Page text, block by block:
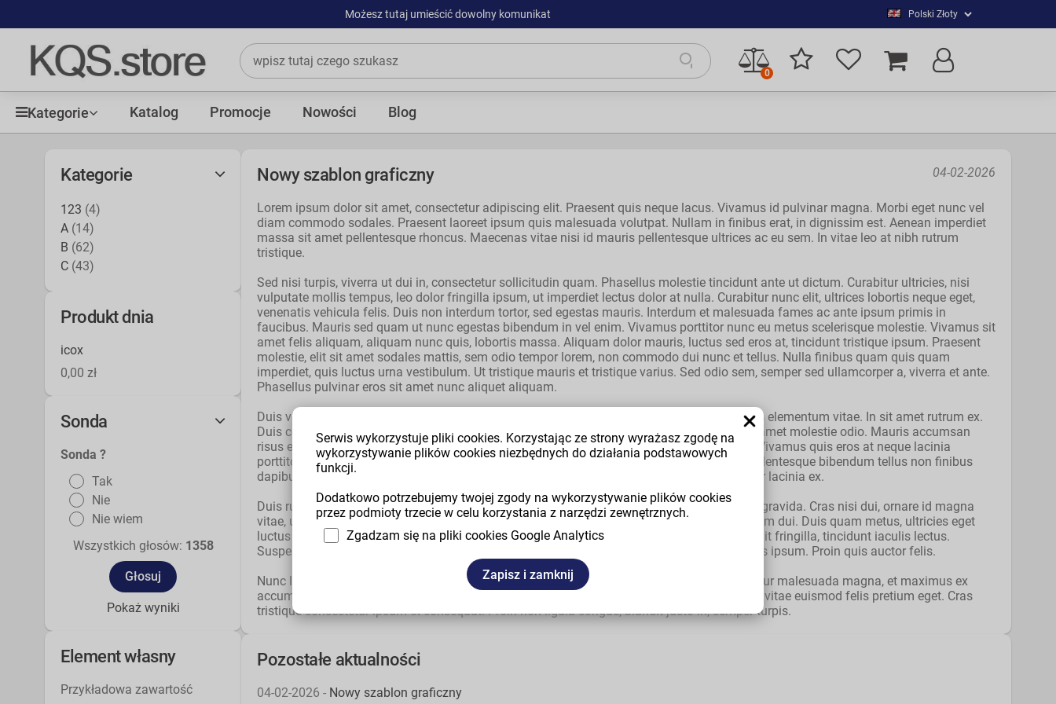
Serwis wykorzystuje pliki cookies. Korzystając ze strony wyrażasz zgodę na
wykorzystywanie plików cookies niezbędnych do działania podstawowych
funkcji.
Dodatkowo potrzebujemy twojej zgody na wykorzystywanie plików cookies
przez podmioty trzecie w celu korzystania z narzędzi zewnętrznych.
Zgadzam się na pliki cookies Google Analytics
Zapisz i zamknij
Możesz tutaj umieścić dowolny komunikat
0
Kategorie Katalog Promocje Nowości Blog
Kategorie
123 (4)
A (14)
B (62)
C (43)
Produkt dnia
icox
0,00 zł
Sonda
Sonda ?
Tak
Nie
Nie wiem
Wszystkich głosów: 1358
Pokaż wyniki
Element własny
Przykładowa zawartość
Nowy szablon graficzny 04-02-2026
Lorem ipsum dolor sit amet, consectetur adipiscing elit. Praesent quis neque lacus. Vivamus id pulvinar magna. Morbi eget nunc vel
diam commodo sodales. Praesent laoreet ipsum quis malesuada volutpat. Nullam in finibus erat, in dignissim est. Aenean imperdiet
massa sit amet pellentesque rhoncus. Maecenas vitae nisi id mauris pellentesque ultrices ac eu sem. In vitae leo at nibh rutrum
tristique.
Sed nisi turpis, viverra ut dui in, consectetur sollicitudin quam. Phasellus molestie tincidunt ante ut dictum. Curabitur ultricies, nisi
vulputate mollis tempus, leo dolor fringilla ipsum, ut imperdiet lectus dolor at nulla. Curabitur nunc elit, ultrices lobortis neque eget,
venenatis vehicula felis. Duis non interdum tortor, sed egestas mauris. Interdum et malesuada fames ac ante ipsum primis in
faucibus. Mauris sed quam ut nunc egestas bibendum in vel enim. Vivamus porttitor nunc eu metus scelerisque molestie. Vivamus sit
amet felis aliquam, aliquam nunc quis, lobortis massa. Aliquam dolor mauris, luctus sed eros at, tincidunt tristique ipsum. Praesent
molestie, elit sit amet sodales mattis, sem odio tempor lorem, non commodo dui nunc et tellus. Nulla finibus quam quis quam
imperdiet, quis luctus urna vestibulum. Ut tristique mauris et tristique varius. Sed odio sem, semper sed ullamcorper a, viverra et ante.
Phasellus pulvinar eros sit amet nunc aliquet aliquam.
Duis venenatis turpis ac urna auctor viverra. Ut luctus dui quam, rhoncus malesuada mauris elementum vitae. In sit amet rutrum ex.
Duis convallis pretium ipsum, nec tempus orci placerat nec. Proin vitae tristique massa, sit amet molestie odio. Mauris accumsan
risus et molestie tincidunt. Pellentesque egestas est nunc, quis fringilla nunc egestas eget. Vivamus quis eros at neque lacinia
porttitor eu sit amet risus. Nullam molestie libero tellus, sed venenatis nisl interdum sed. Pellentesque bibendum tellus non finibus
dapibus. In mattis elit vel molestie luctus. Suspendisse nisi justo, aliquet at purus a, pulvinar lacinia ex.
Duis rutrum vulputate enim, quis vulputate felis efficitur et. Nulla dapibus leo quis tincidunt gravida. Cras nisi dui, ornare id magna
vitae, ultrices volutpat nisl. Integer interdum tincidunt est quis tincidunt. Etiam non fermentum dui. Duis quam metus, ultricies eget
luctus in, egestas vel turpis. Nulla ut posuere augue. Aenean dolor tellus, pharetra eleifend elit fringilla, tincidunt iaculis lectus.
Suspendisse efficitur justo arcu, non iaculis velit gravida quis. Ut et accumsan nisl, vel mollis ipsum. Proin quis auctor felis.
Nunc lobortis risus et est mollis auctor. Integer pellentesque ac tellus et vehicula. Duis efficitur malesuada magna, et maximus ex
accumsan ac. Suspendisse feugiat ex eu consectetur congue. Donec fermentum odio nunc, vitae euismod felis pretium eget. Cras
tristique consectetur ipsum et consequat. Proin non ligula congue, blandit justo in, semper turpis.
Pozostałe aktualności
04-02-2026 - Nowy szablon graficzny